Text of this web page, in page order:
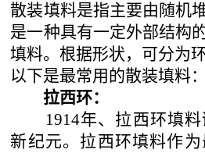
散装填料是指主要由随机
是一种具有一定外部结构
填料。根据形状，可分为
以下是最常用的散装填料：
拉西环：
1914年、拉西环填料
新纪元。拉西环填料作